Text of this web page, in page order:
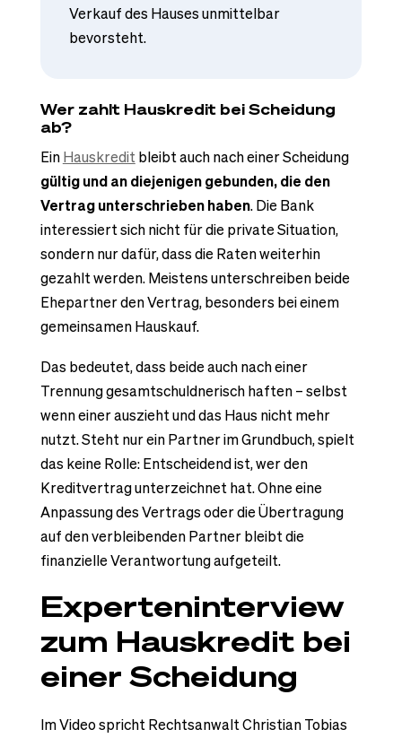
Verkauf des Hauses unmittelbar
bevorsteht.
Wer zahlt Hauskredit bei Scheidung
ab?
EinHauskreditbleibt auch nach einer Scheidung
gültig und an diejenigen gebunden, die den
Vertrag unterschrieben haben. Die Bank
interessiert sich nicht für die private Situation,
sondern nur dafür, dass die Raten weiterhin
gezahlt werden. Meistens unterschreiben beide
Ehepartner den Vertrag, besonders bei einem
gemeinsamen Hauskauf.
Das bedeutet, dass beide auch nach einer
Trennung gesamtschuldnerisch haften – selbst
wenn einer auszieht und das Haus nicht mehr
nutzt. Steht nur ein Partner im Grundbuch, spielt
das keine Rolle: Entscheidend ist, wer den
Kreditvertrag unterzeichnet hat. Ohne eine
Anpassung des Vertrags oder die Übertragung
auf den verbleibenden Partner bleibt die
finanzielle Verantwortung aufgeteilt.
Experteninterview
zum Hauskredit bei
einer Scheidung
Im Video spricht Rechtsanwalt Christian Tobias